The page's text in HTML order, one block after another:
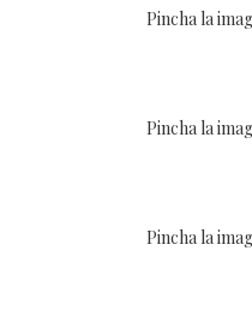
Pincha la
Pincha la
Pincha la